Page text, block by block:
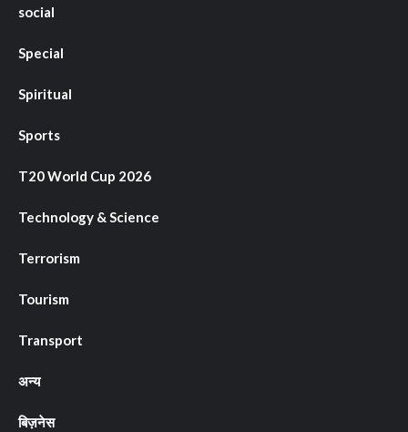
social
Special
Spiritual
Sports
T20 World Cup 2026
Technology & Science
Terrorism
Tourism
Transport
अन्य
बिज़नेस